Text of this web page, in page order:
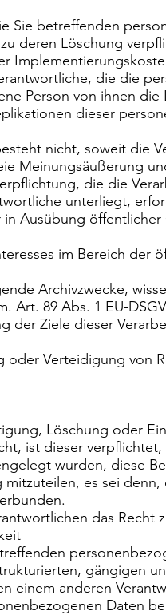
Sie betreffenden
deren Löschung
die die
Person von ihnen
dieser
nicht, soweit die
Meinungsäußerung
die die
unterliegt,
Ausübung
im Bereich der
Archivzwecke,
Art. 89 Abs. 1 EU-
der Ziele dieser
Verteidigung von
Löschung oder
ist dieser
wurden, diese
es sei
das Recht
gängigen
einem anderen
Daten